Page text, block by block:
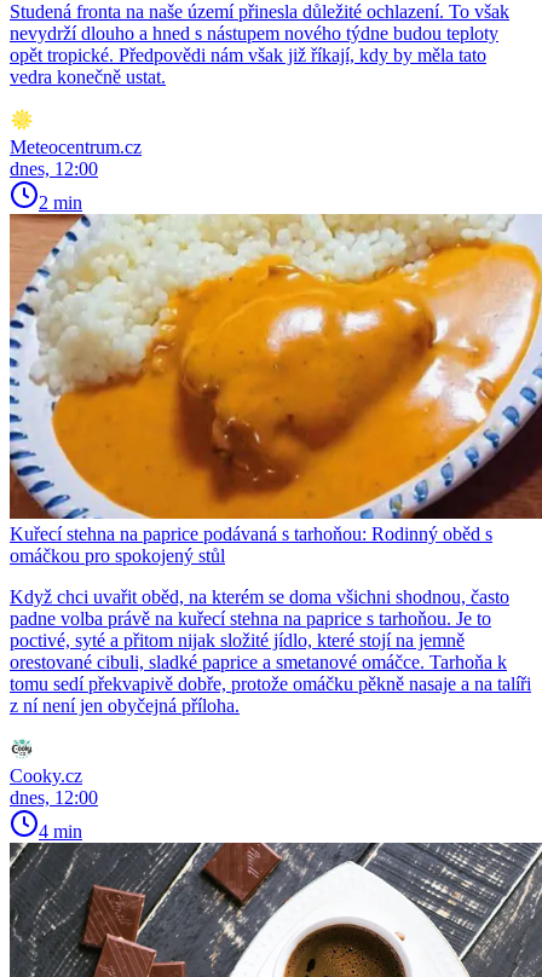
Studená fronta na naše území přinesla důležité ochlazení. To však
nevydrží dlouho a hned s nástupem nového týdne budou teploty
opět tropické. Předpovědi nám však již říkají, kdy by měla tato
vedra konečně ustat.
Meteocentrum.cz
dnes, 12:00
2 min
Kuřecí stehna na paprice podávaná s tarhoňou: Rodinný oběd s
omáčkou pro spokojený stůl
Když chci uvařit oběd, na kterém se doma všichni shodnou, často
padne volba právě na kuřecí stehna na paprice s tarhoňou. Je to
poctivé, syté a přitom nijak složité jídlo, které stojí na jemně
orestované cibuli, sladké paprice a smetanové omáčce. Tarhoňa k
tomu sedí překvapivě dobře, protože omáčku pěkně nasaje a na talíři
z ní není jen obyčejná příloha.
Cooky.cz
dnes, 12:00
4 min